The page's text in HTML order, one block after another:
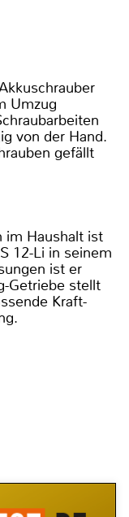
Umzug
von der Hand.
gefällt
im Haushalt ist
12-Li in seinem
ist er
Getriebe stellt
Kraft-